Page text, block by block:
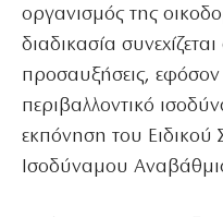
οργανισμός της
διαδικασία
προσαυξήσεις,
περιβαλλοντικό
εκπόνηση του Ειδικού
Ισοδύναμου